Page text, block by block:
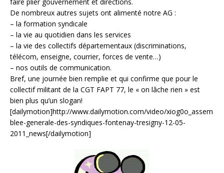
De nombreux autres sujets ont alimenté notre AG :
– la formation syndicale
– la vie au quotidien dans les services
– la vie des collectifs départementaux (discriminations,
télécom, enseigne, courrier, forces de vente…)
– nos outils de communication.
Bref, une journée bien remplie et qui confirme que pour le
collectif militant de la CGT FAPT 77, le « on lâche rien » est
bien plus qu’un slogan!
[dailymotion]http://www.dailymotion.com/video/xiog0o_assem
blee-generale-des-syndiques-fontenay-tresigny-12-05-
2011_news[/dailymotion]